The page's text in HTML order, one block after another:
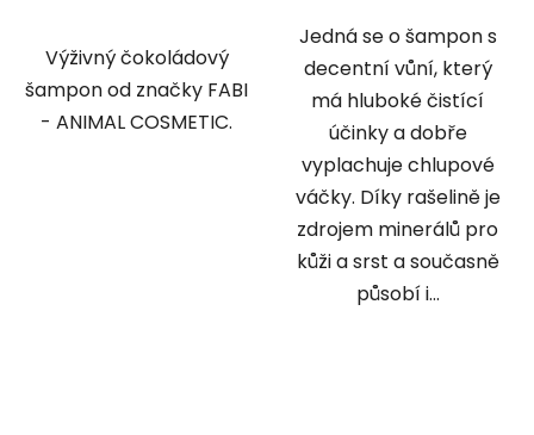
Výživný čokoládový
šampon od značky FABI
- ANIMAL COSMETIC.
Jedná se o šampon s
decentní vůní, který
má hluboké čistící
účinky a dobře
vyplachuje chlupové
váčky. Díky rašelině je
zdrojem minerálů pro
kůži a srst a současně
působí i...